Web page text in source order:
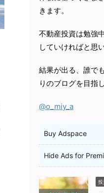
きます。
不動産投資は勉強
していければと思
結果が出る、誰で
りのブログを目指
@o_miy_a
Buy Adspace
Hide Ads for
投